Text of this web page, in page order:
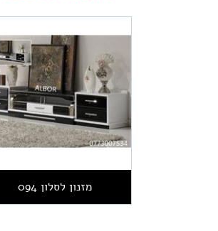
מזנון לסלון 094